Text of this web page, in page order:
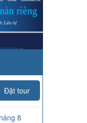
Đặt tour
8